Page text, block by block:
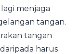
menjaga
tangan.
tangan
harus